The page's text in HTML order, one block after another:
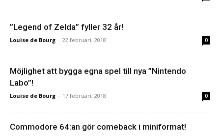
”Legend of Zelda” fyller 32 år!
Louise de Bourg - 22 februari, 2018 0
Möjlighet att bygga egna spel till nya ”Nintendo
Labo”!
Louise de Bourg - 17 februari, 2018 0
Commodore 64:an gör comeback i miniformat!